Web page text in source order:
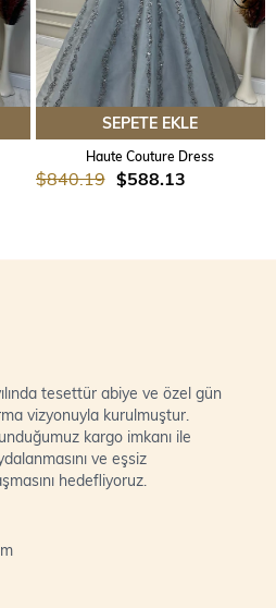
SEPETE EKLE
Haute Couture Dress
$588.13
$840.19
tesettür abiye ve özel gün
vizyonuyla kurulmuştur.
kargo imkanı ile
ve eşsiz
hedefliyoruz.